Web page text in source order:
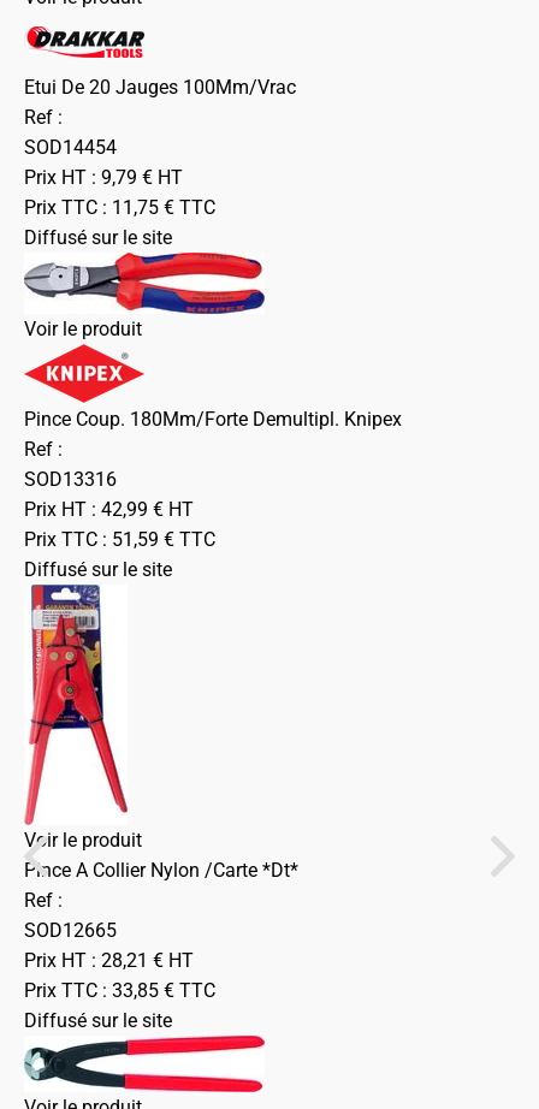
Etui De 20 Jauges 100Mm/Vrac
Ref :
SOD14454
Prix HT : 9,79 € HT
Prix TTC : 11,75 € TTC
Diffusé sur le site
Voir le produit
Pince Coup. 180Mm/Forte Demultipl. Knipex
Ref :
SOD13316
Prix HT : 42,99 € HT
Prix TTC : 51,59 € TTC
Diffusé sur le site
Voir le produit
Pince A Collier Nylon /Carte *Dt*
Ref :
SOD12665
Prix HT : 28,21 € HT
Prix TTC : 33,85 € TTC
Diffusé sur le site